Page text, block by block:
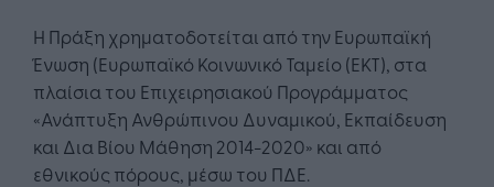
Η Πράξη χρηματοδοτείται από την Ευρωπαϊκή
Ένωση (Ευρωπαϊκό Κοινωνικό Ταμείο (ΕΚΤ), στα
πλαίσια του Επιχειρησιακού Προγράμματος
«Ανάπτυξη Ανθρώπινου Δυναμικού, Εκπαίδευση
και Δια Βίου Μάθηση 2014-2020» και από
εθνικούς πόρους, μέσω του ΠΔΕ.